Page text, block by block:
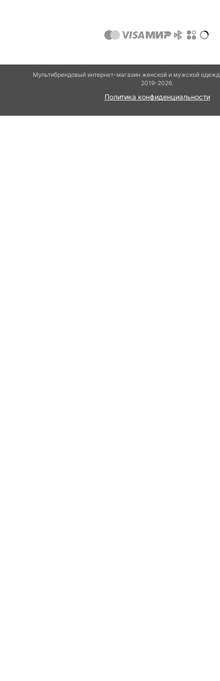
Мультибрендовый интернет-магазин женской и мужской
2019-2026.
Политика конфиденциальности